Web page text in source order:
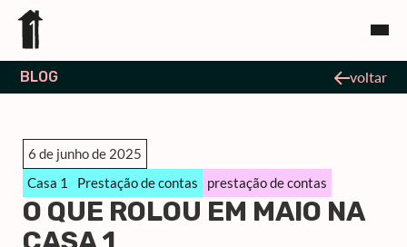
BLOG voltar
6 de junho de 2025
Casa 1
Prestação de contas prestação de contas
O QUE ROLOU EM MAIO NA